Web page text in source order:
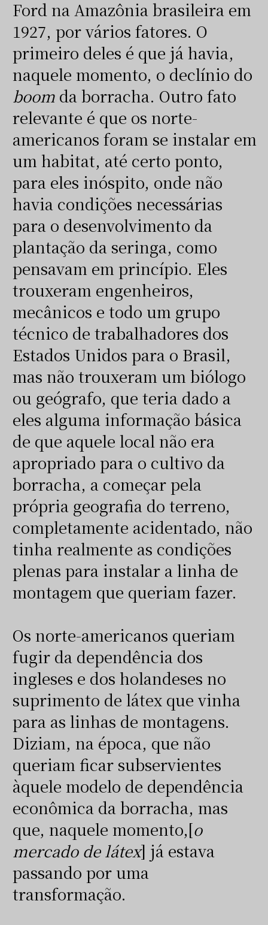
Ford na Amazônia brasileira em
1927, por vários fatores. O
primeiro deles é que já havia,
naquele momento, o declínio do
boomda borracha. Outro fato
relevante é que os norte-
americanos foram se instalar em
um habitat, até certo ponto,
para eles inóspito, onde não
havia condições necessárias
para o desenvolvimento da
plantação da seringa, como
pensavam em princípio. Eles
trouxeram engenheiros,
mecânicos e todo um grupo
técnico de trabalhadores dos
Estados Unidos para o Brasil,
mas não trouxeram um biólogo
ou geógrafo, que teria dado a
eles alguma informação básica
de que aquele local não era
apropriado para o cultivo da
borracha, a começar pela
própria geografia do terreno,
completamente acidentado, não
tinha realmente as condições
plenas para instalar a linha de
montagem que queriam fazer.
Os norte-americanos queriam
fugir da dependência dos
ingleses e dos holandeses no
suprimento de látex que vinha
para as linhas de montagens.
Diziam, na época, que não
queriam ficar subservientes
àquele modelo de dependência
econômica da borracha, mas
que, naquele momento,[o
mercado de látex] já estava
passando por uma
transformação.